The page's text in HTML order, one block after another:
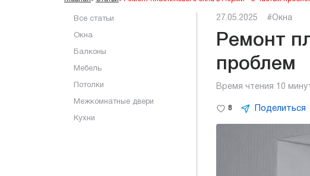
Все статьи
Окна
Балконы
Мебель
Потолки
Межкомнатные двери
Кухни
27.05.2025 #Окна
Ремонт
проблем
Время чтения 10
8 Поделиться